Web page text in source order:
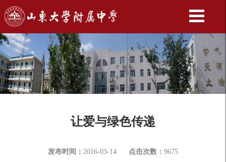
让爱与绿色传递
发布时间： 2016-03-14 点击次数： 9675